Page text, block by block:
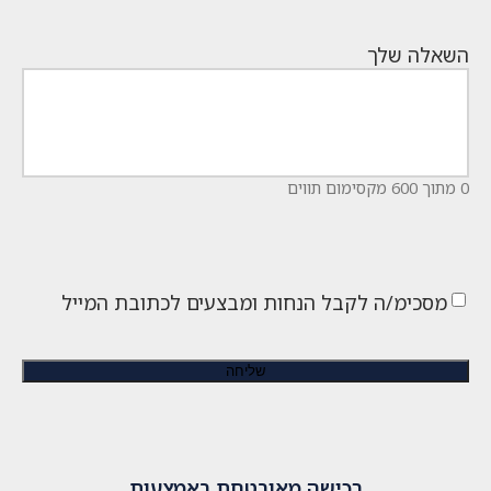
השאלה שלך
0 מתוך 600 מקסימום תווים
מסכימ/ה לקבל הנחות ומבצעים לכתובת המייל